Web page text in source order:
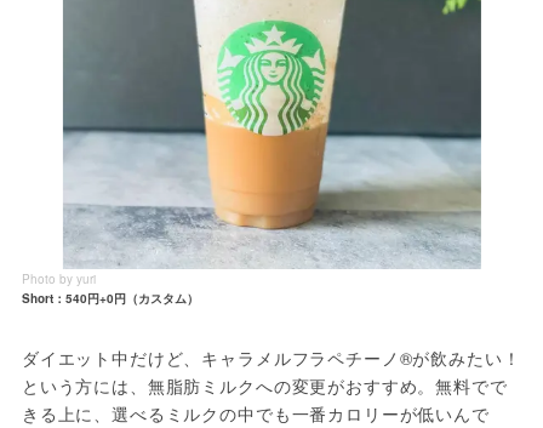
Photo by yuri
Short：540円+0円（カスタム）
ダイエット中だけど、キャラメルフラペチーノ®が飲みたい！
という方には、無脂肪ミルクへの変更がおすすめ。無料でで
きる上に、選べるミルクの中でも一番カロリーが低いんで